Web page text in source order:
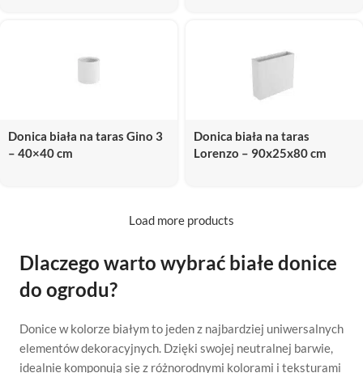
Donica biała na taras Gino 3
– 40×40 cm
Donica biała na taras
Lorenzo – 90x25x80 cm
Load more products
Dlaczego warto wybrać białe donice
do ogrodu?
Donice w kolorze białym to jeden z najbardziej uniwersalnych
elementów dekoracyjnych. Dzięki swojej neutralnej barwie,
idealnie komponują się z różnorodnymi kolorami i teksturami